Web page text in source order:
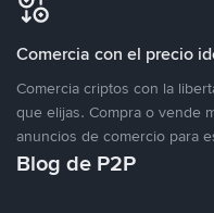
Comercia con el precio
Comercia criptos con la
que elijas. Compra o vende
anuncios de comercio para
Blog de P2P